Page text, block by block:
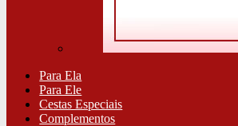
Para Ela
Para Ele
Cestas Especiais
Complementos